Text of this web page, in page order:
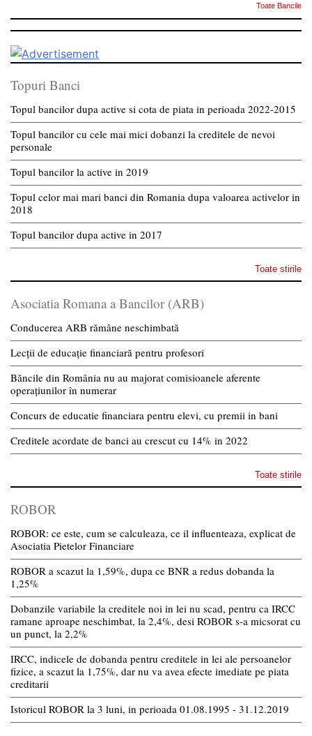
Toate Bancile
Topuri Banci
Topul bancilor dupa active si cota de piata in perioada 2022-2015
Topul bancilor cu cele mai mici dobanzi la creditele de nevoi
personale
Topul bancilor la active in 2019
Topul celor mai mari banci din Romania dupa valoarea activelor in
2018
Topul bancilor dupa active in 2017
Toate stirile
Asociatia Romana a Bancilor (ARB)
Conducerea ARB rămâne neschimbată
Lecții de educație financiară pentru profesori
Băncile din România nu au majorat comisioanele aferente
operațiunilor în numerar
Concurs de educatie financiara pentru elevi, cu premii in bani
Creditele acordate de banci au crescut cu 14% in 2022
Toate stirile
ROBOR
ROBOR: ce este, cum se calculeaza, ce il influenteaza, explicat de
Asociatia Pietelor Financiare
ROBOR a scazut la 1,59%, dupa ce BNR a redus dobanda la
1,25%
Dobanzile variabile la creditele noi in lei nu scad, pentru ca IRCC
ramane aproape neschimbat, la 2,4%, desi ROBOR s-a micsorat cu
un punct, la 2,2%
IRCC, indicele de dobanda pentru creditele in lei ale persoanelor
fizice, a scazut la 1,75%, dar nu va avea efecte imediate pe piata
creditarii
Istoricul ROBOR la 3 luni, in perioada 01.08.1995 - 31.12.2019